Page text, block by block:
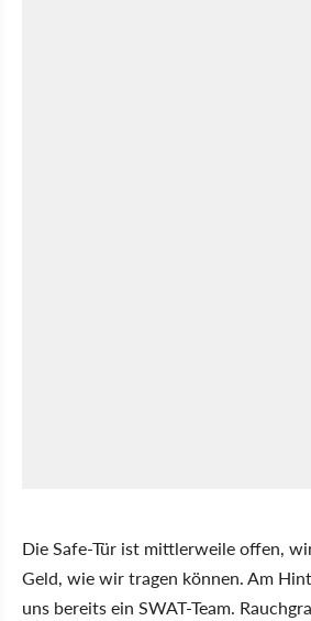
Die Safe-Tür ist mittlerweile offen,
Geld, wie wir tragen können. Am
uns bereits ein SWAT-Team.